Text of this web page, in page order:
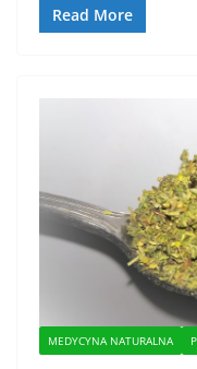
Read More
MEDYCYNA NATURALNA